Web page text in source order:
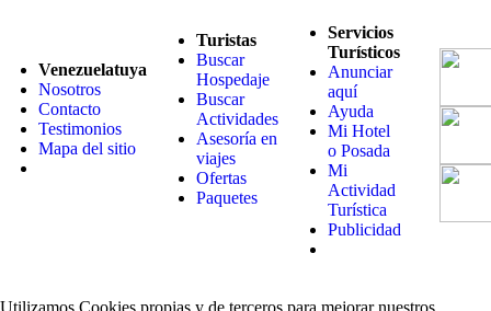
Venezuelatuya
Nosotros
Contacto
Testimonios
Mapa del sitio
Turistas
Buscar
Hospedaje
Buscar
Actividades
Asesoría en
viajes
Ofertas
Paquetes
Servicios
Turísticos
Anunciar
aquí
Ayuda
Mi Hotel
o Posada
Mi
Actividad
Turística
Publicidad
Utilizamos Cookies propias y de terceros para mejorar nuestros